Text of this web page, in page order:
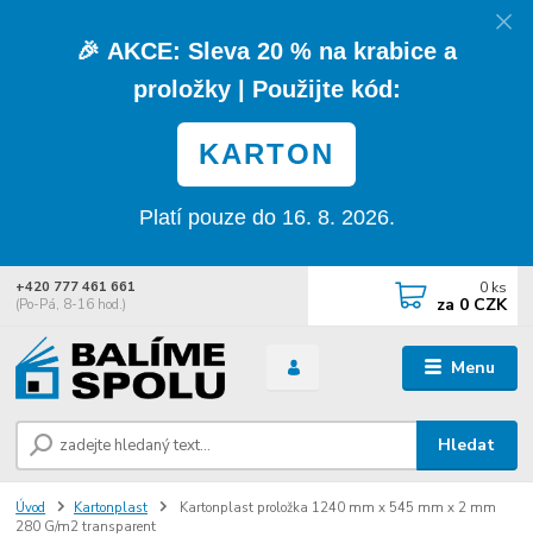
🎉 AKCE: Sleva 20 % na krabice a
proložky| Použijte kód:
KARTON
Platí pouze do 16. 8. 2026.
Menu
Hledat
+420 777 461 661
(Po-Pá, 8-16 hod.)
0 ks
za 0 CZK
Úvod Kartonplast
Kartonplast proložka 1240 mm x 545 mm x 2 mm
280 G/m2 transparent